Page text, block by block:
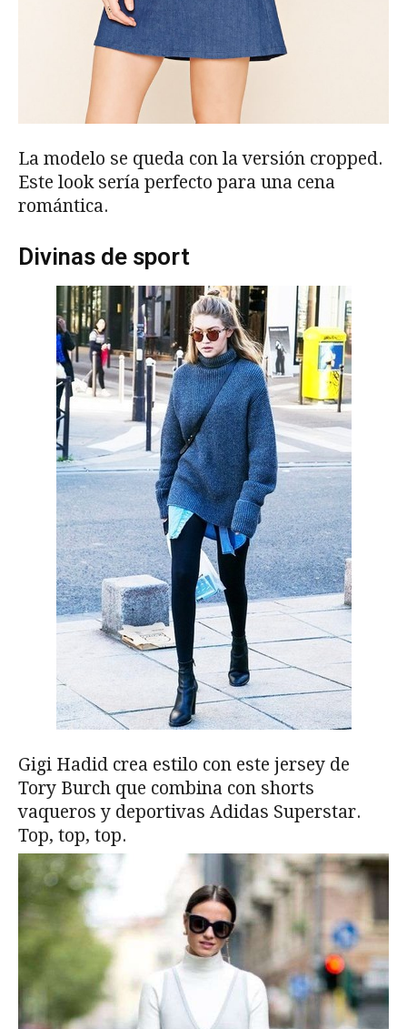
La modelo se queda con la versión cropped.
Este look sería perfecto para una cena
romántica.
Divinas de sport
Gigi Hadid crea estilo con este jersey de
Tory Burch que combina con shorts
vaqueros y deportivas Adidas Superstar.
Top, top, top.